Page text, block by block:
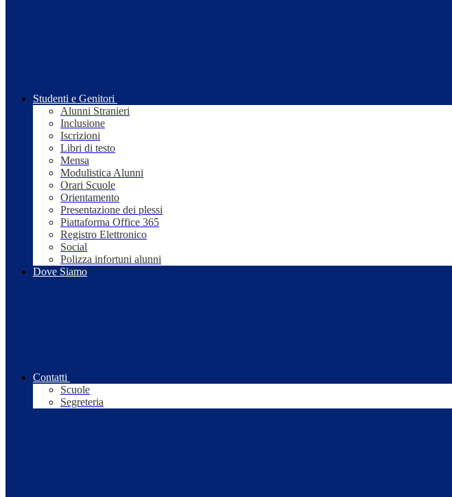
Studenti e Genitori
Alunni Stranieri
Inclusione
Iscrizioni
Libri di testo
Mensa
Modulistica Alunni
Orari Scuole
Orientamento
Presentazione dei plessi
Piattaforma Office 365
Registro Elettronico
Social
Polizza infortuni alunni
Dove Siamo
Contatti
Scuole
Segreteria